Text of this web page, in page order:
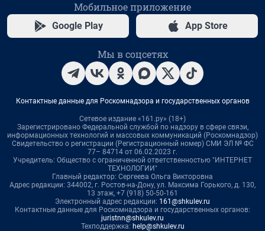
Мобильное приложение
Google Play App Store
Мы в соцсетях
Контактные данные для Роскомнадзора и государственных органов
Сетевое издание «161.ру» (18+)
Зарегистрировано Федеральной службой по надзору в сфере связи,
информационных технологий и массовых коммуникаций (Роскомнадзор)
Свидетельство о регистрации (Регистрационный номер) СМИ ЭЛ № ФС
77– 84714 от 06.02.2023 г.
Учредитель: Общество с ограниченной ответственностью "ИНТЕРНЕТ
ТЕХНОЛОГИИ"
Главный редактор: Сергеева Ольга Викторовна
Адрес редакции: 344002, г. Ростов-на-Дону, ул. Максима Горького, д. 130,
13 этаж, +7 (918) 50-50-161
Электронный адрес редакции: 161@shkulev.ru
Контактные данные для Роскомнадзора и государственных органов:
juristnn@shkulev.ru
Техподдержка: help@shkulev.ru